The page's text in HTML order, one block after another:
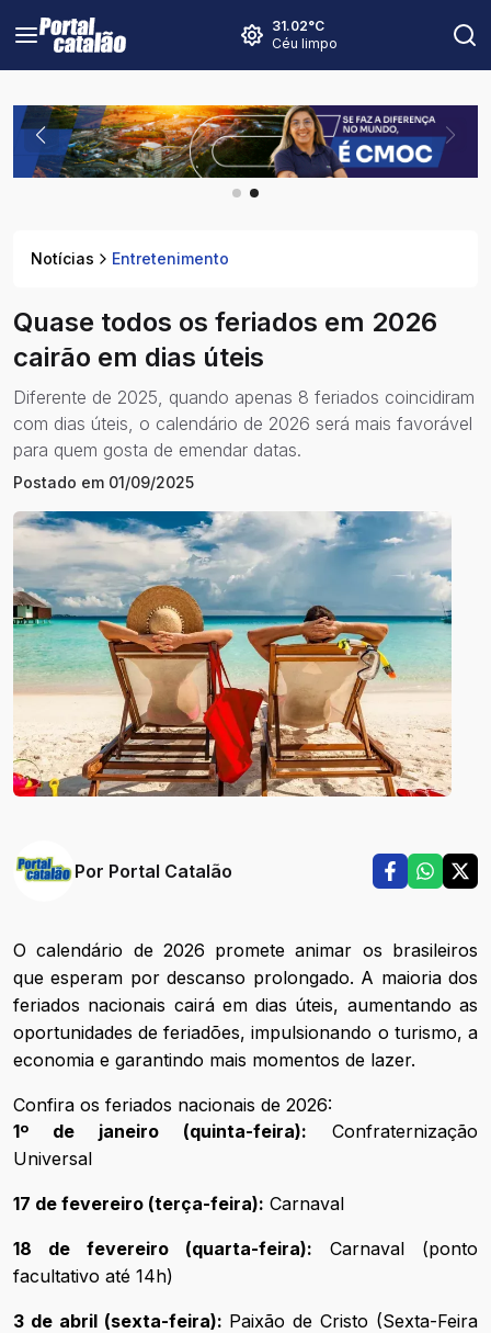
31.02°C
Céu limpo
Notícias Entretenimento
Quase todos os feriados em 2026
cairão em dias úteis
Diferente de 2025, quando apenas 8 feriados coincidiram
com dias úteis, o calendário de 2026 será mais favorável
para quem gosta de emendar datas.
Postado em 01/09/2025
Por Portal Catalão
O calendário de 2026 promete animar os brasileiros
que esperam por descanso prolongado. A maioria dos
feriados nacionais cairá em dias úteis, aumentando as
oportunidades de feriadões, impulsionando o turismo, a
economia e garantindo mais momentos de lazer.
Confira os feriados nacionais de 2026:
1º de janeiro (quinta-feira): Confraternização
Universal
17 de fevereiro (terça-feira): Carnaval
18 de fevereiro (quarta-feira): Carnaval (ponto
facultativo até 14h)
3 de abril (sexta-feira): Paixão de Cristo (Sexta-Feira